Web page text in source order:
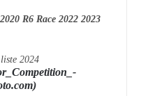
R6 Race 2022 2023
2024